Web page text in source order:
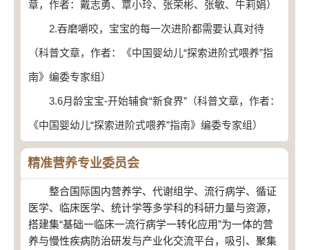
章，作者：戴志勇、覃小玲、张荣彬、张敏、牛莉娟）
2.吞磨嚼咬，宝宝的每一次进阶都需要认真对待
（科普文章，作者：《中国婴幼儿“探索进阶式喂养”指
南》编委专家组）
3.6月龄宝宝-开始辅食“新食界”（科普文章，作者：
《中国婴幼儿“探索进阶式喂养”指南》编委专家组）
精准营养专业委员会
整合国际国内营养学、代谢组学、流行病学、循证
医学、临床医学、统计学等多学科的科研力量与资源，
搭建集“基础一临床一流行病学一转化应用”为一体的营
养与慢性疾病防治研发与产业化交流平台，吸引、聚集